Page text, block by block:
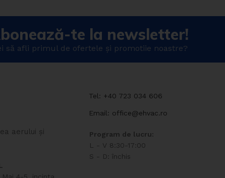
te la newsletter!
să afli primul de ofertele și promotiie noastre?
aerului și
Tel: +40 723 034 606
Email: office@ehvac.ro
Program de lucru:
L - V 8:30-17:00
S - D: închis